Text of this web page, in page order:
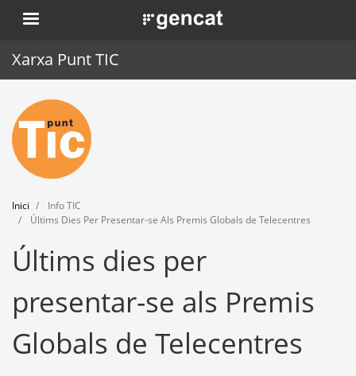
Vés
al
. Obre en una nova finestra.
Xarxa Punt TIC
Inici
Punt TIC
Actualitat
Agenda
Formació
Inici
Info TIC
Últims Dies Per Presentar-se Als Premis Globals de Telecentres
Últims dies per
presentar-se als Premis
Globals de Telecentres